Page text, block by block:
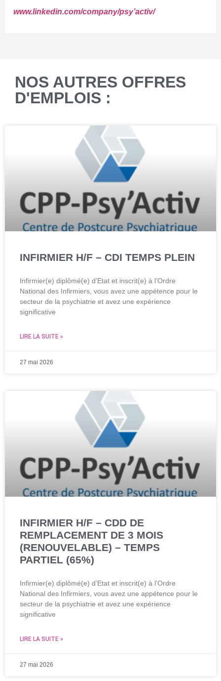
www.linkedin.com/company/psy’activ/
NOS AUTRES OFFRES
D'EMPLOIS :
INFIRMIER H/F – CDI TEMPS PLEIN
Infirmier(e) diplômé(e) d’Etat et inscrit(e) à l’Ordre
National des Infirmiers, vous avez une appétence pour le
secteur de la psychiatrie et avez une expérience
significative
LIRE LA SUITE »
27 mai 2026
INFIRMIER H/F – CDD DE
REMPLACEMENT DE 3 MOIS
(RENOUVELABLE) – TEMPS
PARTIEL (65%)
Infirmier(e) diplômé(e) d’Etat et inscrit(e) à l’Ordre
National des Infirmiers, vous avez une appétence pour le
secteur de la psychiatrie et avez une expérience
significative
LIRE LA SUITE »
27 mai 2026